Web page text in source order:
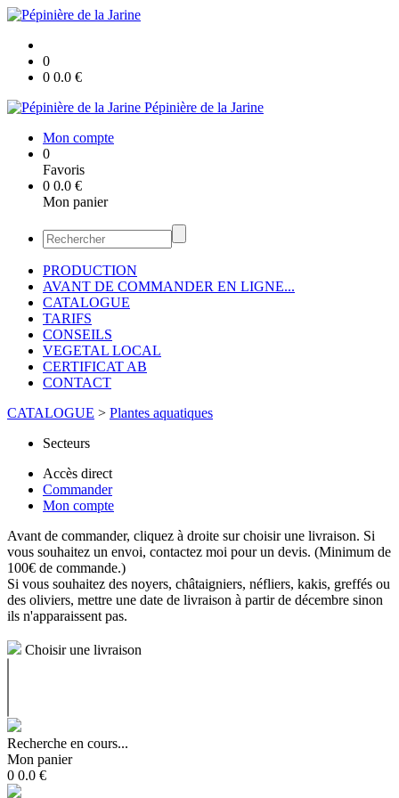
0
0 0.0 €
Pépinière de la Jarine
Mon compte
0
Favoris
0 0.0 €
Mon panier
PRODUCTION
AVANT DE COMMANDER EN LIGNE...
CATALOGUE
TARIFS
CONSEILS
VEGETAL LOCAL
CERTIFICAT AB
CONTACT
CATALOGUE > Plantes aquatiques
Secteurs
Accès direct
Commander
Mon compte
Avant de commander, cliquez à droite sur choisir une livraison. Si
vous souhaitez un envoi, contactez moi pour un devis. (Minimum de
100€ de commande.)
Si vous souhaitez des noyers, châtaigniers, néfliers, kakis, greffés ou
des oliviers, mettre une date de livraison à partir de décembre sinon
ils n'apparaissent pas.
Choisir une livraison
Recherche en cours...
Mon panier
0 0.0 €